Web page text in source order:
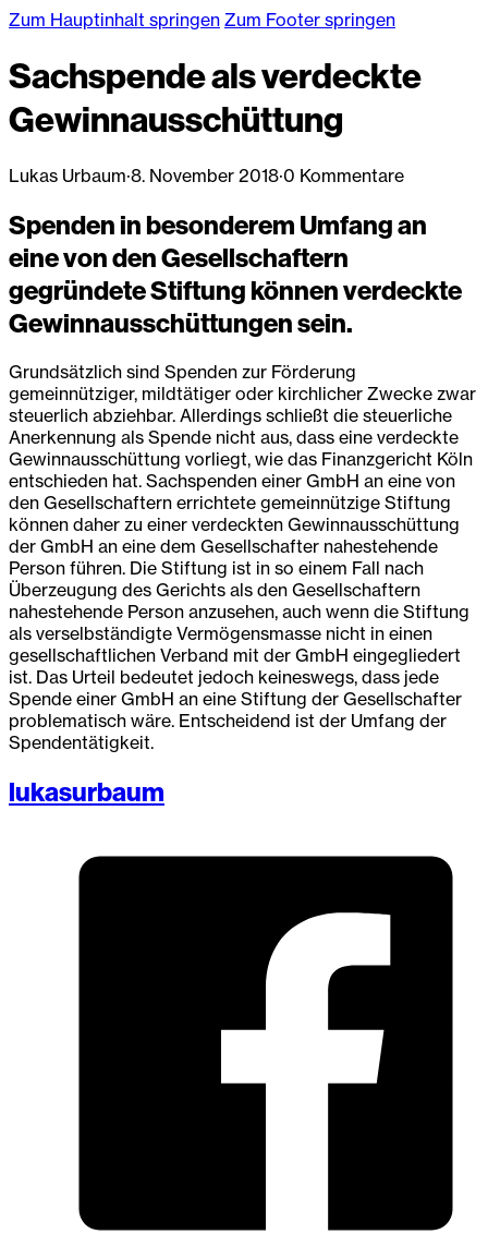
Zum Hauptinhalt springen Zum Footer springen
Sachspende als verdeckte
Gewinnausschüttung
Lukas Urbaum·8. November 2018·0 Kommentare
Spenden in besonderem Umfang an
eine von den Gesellschaftern
gegründete Stiftung können verdeckte
Gewinnausschüttungen sein.
Grundsätzlich sind Spenden zur Förderung
gemeinnütziger, mildtätiger oder kirchlicher Zwecke zwar
steuerlich abziehbar. Allerdings schließt die steuerliche
Anerkennung als Spende nicht aus, dass eine verdeckte
Gewinnausschüttung vorliegt, wie das Finanzgericht Köln
entschieden hat. Sachspenden einer GmbH an eine von
den Gesellschaftern errichtete gemeinnützige Stiftung
können daher zu einer verdeckten Gewinnausschüttung
der GmbH an eine dem Gesellschafter nahestehende
Person führen. Die Stiftung ist in so einem Fall nach
Überzeugung des Gerichts als den Gesellschaftern
nahestehende Person anzusehen, auch wenn die Stiftung
als verselbständigte Vermögensmasse nicht in einen
gesellschaftlichen Verband mit der GmbH eingegliedert
ist. Das Urteil bedeutet jedoch keineswegs, dass jede
Spende einer GmbH an eine Stiftung der Gesellschafter
problematisch wäre. Entscheidend ist der Umfang der
Spendentätigkeit.
lukasurbaum